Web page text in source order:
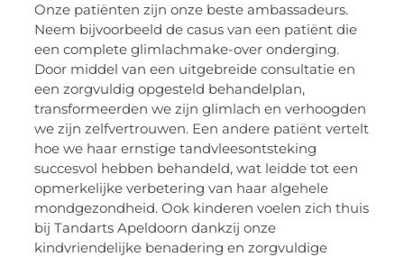
Onze patiënten zijn onze beste ambassadeurs.
Neem bijvoorbeeld de casus van een patiënt die
een complete glimlachmake-over onderging.
Door middel van een uitgebreide consultatie en
een zorgvuldig opgesteld behandelplan,
transformeerden we zijn glimlach en verhoogden
we zijn zelfvertrouwen. Een andere patiënt vertelt
hoe we haar ernstige tandvleesontsteking
succesvol hebben behandeld, wat leidde tot een
opmerkelijke verbetering van haar algehele
mondgezondheid. Ook kinderen voelen zich thuis
bij Tandarts Apeldoorn dankzij onze
kindvriendelijke benadering en zorgvuldige